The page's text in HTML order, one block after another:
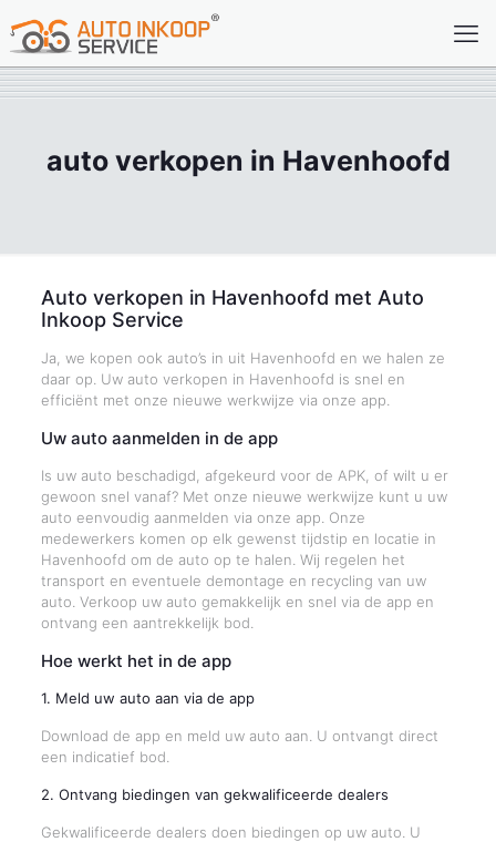
auto verkopen in Havenhoofd
Auto verkopen in Havenhoofd met Auto
Inkoop Service
Ja, we kopen ook auto’s in uit Havenhoofd en we halen ze
daar op. Uw auto verkopen in Havenhoofd is snel en
efficiënt met onze nieuwe werkwijze via onze app.
Uw auto aanmelden in de app
Is uw auto beschadigd, afgekeurd voor de APK, of wilt u er
gewoon snel vanaf? Met onze nieuwe werkwijze kunt u uw
auto eenvoudig aanmelden via onze app. Onze
medewerkers komen op elk gewenst tijdstip en locatie in
Havenhoofd om de auto op te halen. Wij regelen het
transport en eventuele demontage en recycling van uw
auto. Verkoop uw auto gemakkelijk en snel via de app en
ontvang een aantrekkelijk bod.
Hoe werkt het in de app
1. Meld uw auto aan via de app
Download de app en meld uw auto aan. U ontvangt direct
een indicatief bod.
2. Ontvang biedingen van gekwalificeerde dealers
Gekwalificeerde dealers doen biedingen op uw auto. U